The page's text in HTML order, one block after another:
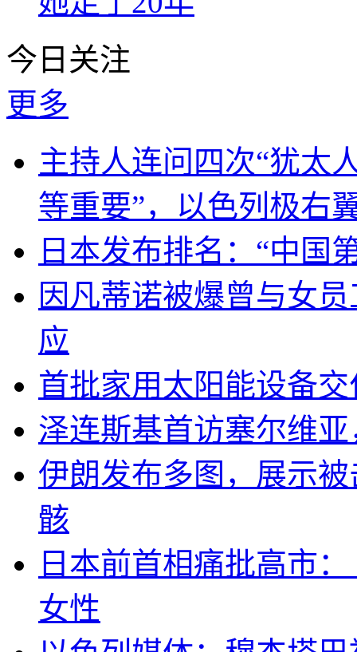
今日关注
更多
主持人连问四次“犹太
等重要”，以色列极右
日本发布排名：“中国
因凡蒂诺被爆曾与女
应
首批家用太阳能设备
泽连斯基首访塞尔维
伊朗发布多图，展示
骸
日本前首相痛批高市
女性